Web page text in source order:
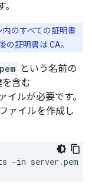
のすべての証明書
の証明書は CA。
という名前の
含む
イルが必要です。
ァイルを作成し
-in server.pem -